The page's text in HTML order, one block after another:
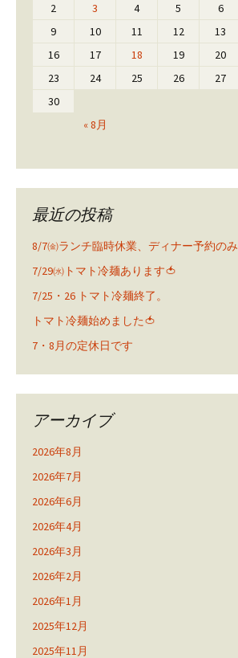
« 8月
2
3 4 5 6
9
10 11 12 13
16
17 18 19 20
23
24 25 26 27
30
最近の投稿
8/7㈮ランチ臨時休業、ディナー予約のみ
7/29㈬トマト冷麺あります🍅
7/25・26 トマト冷麺終了。
トマト冷麺始めました🍅
7・8月の定休日です
アーカイブ
2026年8月
2026年7月
2026年6月
2026年4月
2026年3月
2026年2月
2026年1月
2025年12月
2025年11月